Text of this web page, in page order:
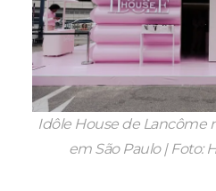
Idôle House de Lancôme
em São Paulo | Foto: